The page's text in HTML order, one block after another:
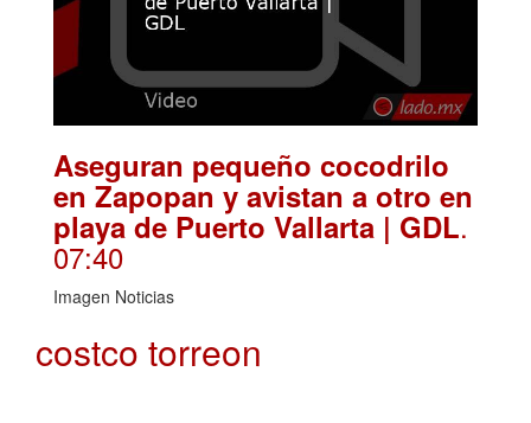
Aseguran pequeño cocodrilo
en Zapopan y avistan a otro en
playa de Puerto Vallarta | GDL.
07:40
Imagen Noticias
costco torreon